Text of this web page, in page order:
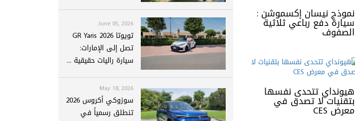
نموذج نيسان إكسموشن :
سيارة دفع رباعي ثلاثية
الصفوف
هيونداي تتحدى نفسها
بتقنيات لا تصدق في
معرض CES
June 05, 2026
تويوتا GR Yaris 2026
تصل إلى الإمارات:
سيارة راليات حقيقية ...
May 18, 2026
سوزوكي أكروس 2026
تنطلق رسمياً في